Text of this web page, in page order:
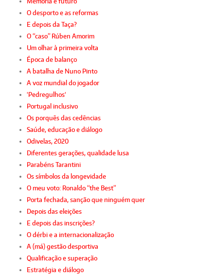
O desporto e as reformas
E depois da Taça?
O “caso” Rúben Amorim
Um olhar à primeira volta
Época de balanço
A batalha de Nuno Pinto
A voz mundial do jogador
'Pedregulhos'
Portugal inclusivo
Os porquês das cedências
Saúde, educação e diálogo
Odivelas, 2020
Diferentes gerações, qualidade lusa
Parabéns Tarantini
Os símbolos da longevidade
O meu voto: Ronaldo “the Best”
Porta fechada, sanção que ninguém quer
Depois das eleições
E depois das inscrições?
O dérbi e a internacionalização
A (má) gestão desportiva
Qualificação e superação
Estratégia e diálogo